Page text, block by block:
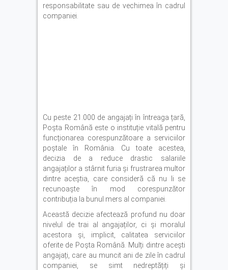
responsabilitate sau de vechimea în cadrul
companiei.
Cu peste 21.000 de angajați în întreaga țară,
Poșta Română este o instituție vitală pentru
funcționarea corespunzătoare a serviciilor
poștale în România. Cu toate acestea,
decizia de a reduce drastic salariile
angajaților a stârnit furia și frustrarea multor
dintre aceștia, care consideră că nu li se
recunoaște în mod corespunzător
contribuția la bunul mers al companiei.
Această decizie afectează profund nu doar
nivelul de trai al angajaților, ci și moralul
acestora și, implicit, calitatea serviciilor
oferite de Poșta Română. Mulți dintre acești
angajați, care au muncit ani de zile în cadrul
companiei, se simt nedreptățiți și